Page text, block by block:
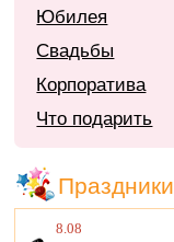
Юбилея
Свадьбы
Корпоратива
Что подарить
Праздники
8.08